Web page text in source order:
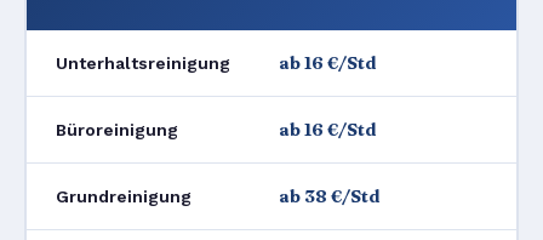
Unterhaltsreinigung ab 16 €/Std
Büroreinigung ab 16 €/Std
Grundreinigung ab 38 €/Std